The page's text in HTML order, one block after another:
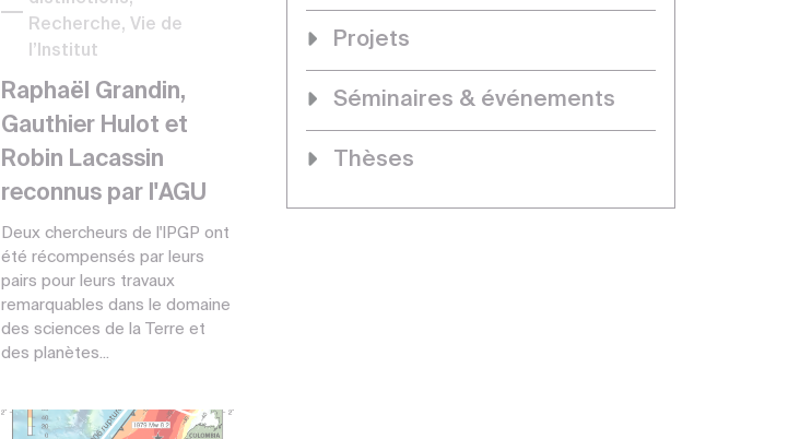
Recherche, Vie de
l’Institut
Raphaël Grandin,
Gauthier Hulot et
Robin Lacassin
reconnus par l'AGU
Deux chercheurs de l'IPGP ont
été récompensés par leurs
pairs pour leurs travaux
remarquables dans le domaine
des sciences de la Terre et
des planètes...
Projets
Séminaires & événements
Thèses